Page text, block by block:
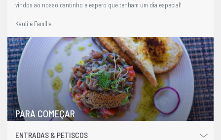
vindos ao nosso cantinho e espero que tenham um dia especial!
Kauli e Família
PARA COMEÇAR
ENTRADAS & PETISCOS